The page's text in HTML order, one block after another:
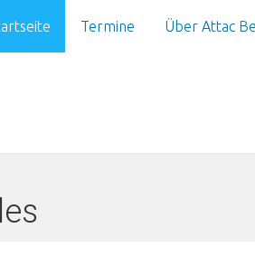
Termine Über Attac